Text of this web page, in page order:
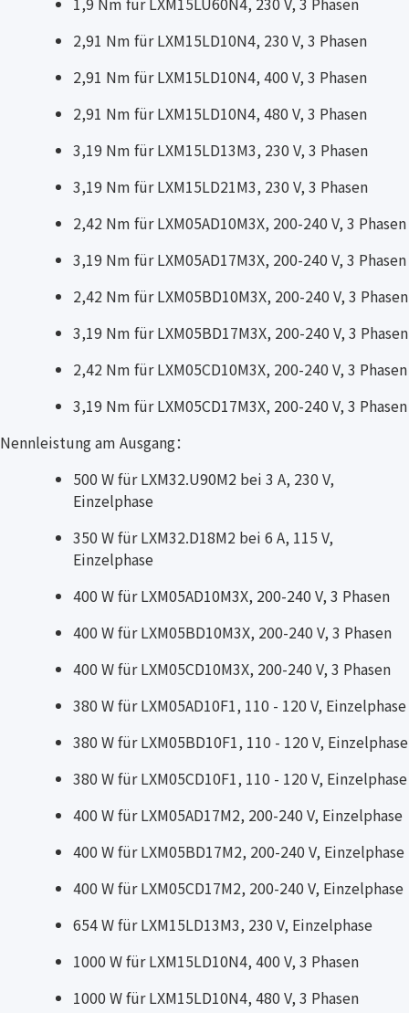
2,91 Nm für LXM15LD10N4, 230 V, 3 Phasen
2,91 Nm für LXM15LD10N4, 400 V, 3 Phasen
2,91 Nm für LXM15LD10N4, 480 V, 3 Phasen
3,19 Nm für LXM15LD13M3, 230 V, 3 Phasen
3,19 Nm für LXM15LD21M3, 230 V, 3 Phasen
2,42 Nm für LXM05AD10M3X, 200-240 V, 3 Phasen
3,19 Nm für LXM05AD17M3X, 200-240 V, 3 Phasen
2,42 Nm für LXM05BD10M3X, 200-240 V, 3 Phasen
3,19 Nm für LXM05BD17M3X, 200-240 V, 3 Phasen
2,42 Nm für LXM05CD10M3X, 200-240 V, 3 Phasen
3,19 Nm für LXM05CD17M3X, 200-240 V, 3 Phasen
Nennleistung am Ausgang：
500 W für LXM32.U90M2 bei 3 A, 230 V,
Einzelphase
350 W für LXM32.D18M2 bei 6 A, 115 V,
Einzelphase
400 W für LXM05AD10M3X, 200-240 V, 3 Phasen
400 W für LXM05BD10M3X, 200-240 V, 3 Phasen
400 W für LXM05CD10M3X, 200-240 V, 3 Phasen
380 W für LXM05AD10F1, 110 - 120 V, Einzelphase
380 W für LXM05BD10F1, 110 - 120 V, Einzelphase
380 W für LXM05CD10F1, 110 - 120 V, Einzelphase
400 W für LXM05AD17M2, 200-240 V, Einzelphase
400 W für LXM05BD17M2, 200-240 V, Einzelphase
400 W für LXM05CD17M2, 200-240 V, Einzelphase
654 W für LXM15LD13M3, 230 V, Einzelphase
1000 W für LXM15LD10N4, 400 V, 3 Phasen
1000 W für LXM15LD10N4, 480 V, 3 Phasen